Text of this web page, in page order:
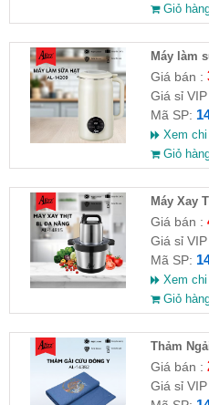
Giỏ
Máy làm
Giá bán :
Giá sỉ VIP
Mã SP:
Xem chi
Giỏ
Máy Xay
Giá bán :
Giá sỉ VIP
Mã SP:
Xem chi
Giỏ
Thảm
(không
Giá bán :
Giá sỉ VIP